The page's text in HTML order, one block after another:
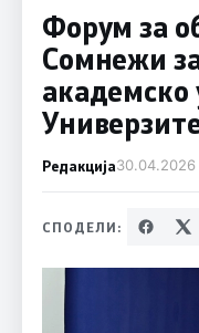
Форум за
Сомнежи
Редакција30.04.2026
СПОДЕЛИ: